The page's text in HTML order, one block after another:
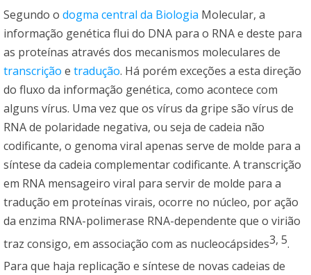
Segundo o dogma central da Biologia Molecular, a
informação genética flui do DNA para o RNA e deste para
as proteínas através dos mecanismos moleculares de
transcrição e tradução. Há porém exceções a esta direção
do fluxo da informação genética, como acontece com
alguns vírus. Uma vez que os vírus da gripe são vírus de
RNA de polaridade negativa, ou seja de cadeia não
codificante, o genoma viral apenas serve de molde para a
síntese da cadeia complementar codificante. A transcrição
em RNA mensageiro viral para servir de molde para a
tradução em proteínas virais, ocorre no núcleo, por ação
da enzima RNA-polimerase RNA-dependente que o virião
traz consigo, em associação com as nucleocápsides3, 5.
Para que haja replicação e síntese de novas cadeias de